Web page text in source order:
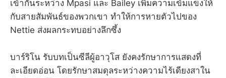
เข้ากันระหว่าง Mpasi และ Bailey เพิ่มความเข้มแข็งให้
กับสายสัมพันธ์ของพวกเขา ทำให้การหายตัวไปของ
Nettie ส่งผลกระทบอย่างลึกซึ้ง
บาร์ริโน รับบทเป็นซีลีผู้อาวุโส ยังคงรักษาการแสดงที่
ละเอียดอ่อน โดยรักษาสมดุลระหว่างความไร้เดียงสาใน